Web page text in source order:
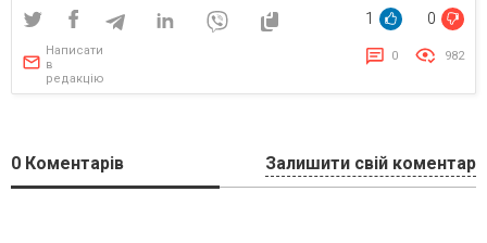
1 0
Написати
в
редакцію
0 982
0 Коментарів Залишити свій коментар